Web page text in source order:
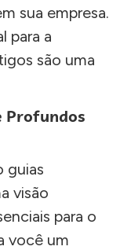
sua empresa.
para a
são uma
Profundos
guias
visão
para o
você um